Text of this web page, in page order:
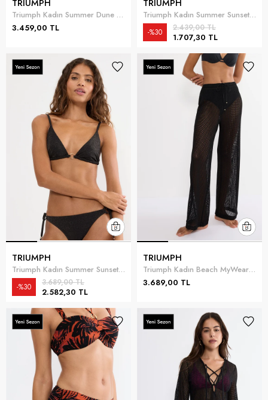
TRIUMPH
Triumph Kadın Summer Dune Midi Bikini Altı
3.459,00 TL
TRIUMPH
Triumph Kadın Summer Sunset Brazilian 01 Bikini Altı Fuşya
1.707,30 TL
2.439,00 TL
%30
TRIUMPH
Triumph Kadın Summer Sunset N Bikini Üstü Siyah
2.582,30 TL
3.689,00 TL
%30
TRIUMPH
Triumph Kadın Beach MyWear Crochet Trousers Plaj Pantolonu Siyah
3.689,00 TL